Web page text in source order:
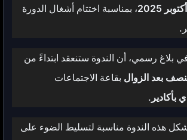
، بمناسبة اختتام أشغال الدورة
بلاغ رسمي، أن الندوة ستنعقد ابتداءً من
بعد الزوال بقاعة الاجتماعات
بأكادير .
هذه الندوة مناسبة لتسليط الضوء على